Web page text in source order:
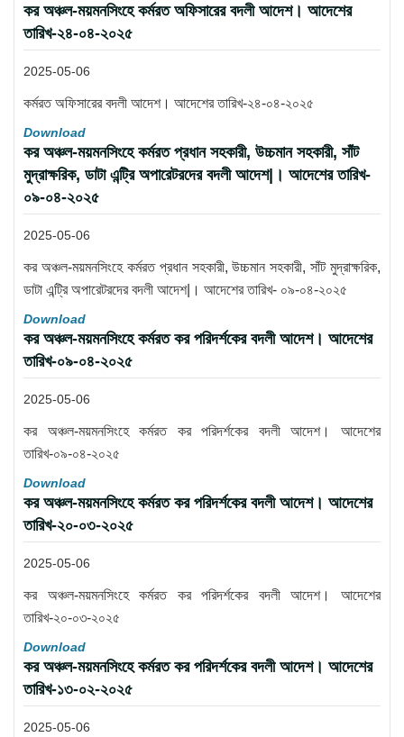
কর অঞ্চল-ময়মনসিংহে কর্মরত অফিসারের বদলী আদেশ। আদেশের
তারিখ-২৪-০৪-২০২৫
2025-05-06
কর্মরত অফিসারের বদলী আদেশ। আদেশের তারিখ-২৪-০৪-২০২৫
Download
কর অঞ্চল-ময়মনসিংহে কর্মরত প্রধান সহকারী, উচ্চমান সহকারী, সাঁট
মুদ্রাক্ষরিক, ডাটা এন্ট্রি অপারেটরদের বদলী আদেশ|। আদেশের তারিখ-
০৯-০৪-২০২৫
2025-05-06
কর অঞ্চল-ময়মনসিংহে কর্মরত প্রধান সহকারী, উচ্চমান সহকারী, সাঁট মুদ্রাক্ষরিক,
ডাটা এন্ট্রি অপারেটরদের বদলী আদেশ|। আদেশের তারিখ- ০৯-০৪-২০২৫
Download
কর অঞ্চল-ময়মনসিংহে কর্মরত কর পরিদর্শকের বদলী আদেশ। আদেশের
তারিখ-০৯-০৪-২০২৫
2025-05-06
কর অঞ্চল-ময়মনসিংহে কর্মরত কর পরিদর্শকের বদলী আদেশ। আদেশের
তারিখ-০৯-০৪-২০২৫
Download
কর অঞ্চল-ময়মনসিংহে কর্মরত কর পরিদর্শকের বদলী আদেশ। আদেশের
তারিখ-২০-০৩-২০২৫
2025-05-06
কর অঞ্চল-ময়মনসিংহে কর্মরত কর পরিদর্শকের বদলী আদেশ। আদেশের
তারিখ-২০-০৩-২০২৫
Download
কর অঞ্চল-ময়মনসিংহে কর্মরত কর পরিদর্শকের বদলী আদেশ। আদেশের
তারিখ-১৩-০২-২০২৫
2025-05-06